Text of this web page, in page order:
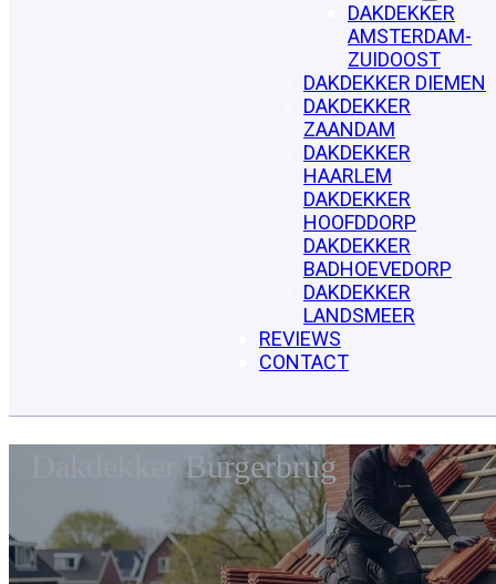
DAKDEKKER
AMSTERDAM-
ZUIDOOST
DAKDEKKER DIEMEN
DAKDEKKER
ZAANDAM
DAKDEKKER
HAARLEM
DAKDEKKER
HOOFDDORP
DAKDEKKER
BADHOEVEDORP
DAKDEKKER
LANDSMEER
REVIEWS
CONTACT
Dakdekker Burgerbrug